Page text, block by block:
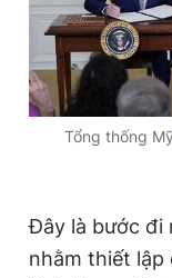
Tổng thống
Đây là bước đi
nhằm thiết lập